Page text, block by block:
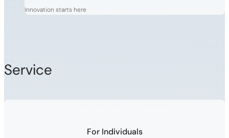
Innovation starts here
Service
For Individuals